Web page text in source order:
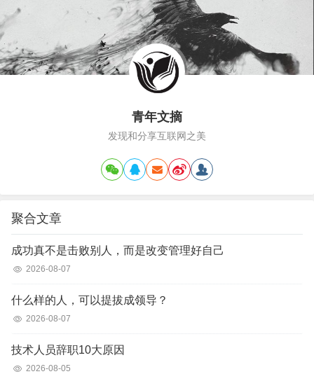
青年文摘
发现和分享互联网之美
聚合文章
成功真不是击败别人，而是改变管理好自己
2026-08-07
什么样的人，可以提拔成领导？
2026-08-07
技术人员辞职10大原因
2026-08-05